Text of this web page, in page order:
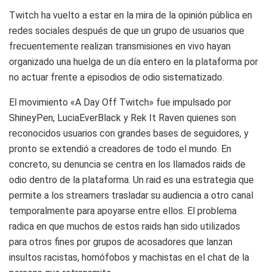
Twitch ha vuelto a estar en la mira de la opinión pública en
redes sociales después de que un grupo de usuarios que
frecuentemente realizan transmisiones en vivo hayan
organizado una huelga de un día entero en la plataforma por
no actuar frente a episodios de odio sistematizado.
El movimiento «A Day Off Twitch» fue impulsado por
ShineyPen, LuciaEverBlack y Rek It Raven quienes son
reconocidos usuarios con grandes bases de seguidores, y
pronto se extendió a creadores de todo el mundo. En
concreto, su denuncia se centra en los llamados raids de
odio dentro de la plataforma. Un raid es una estrategia que
permite a los streamers trasladar su audiencia a otro canal
temporalmente para apoyarse entre ellos. El problema
radica en que muchos de estos raids han sido utilizados
para otros fines por grupos de acosadores que lanzan
insultos racistas, homófobos y machistas en el chat de la